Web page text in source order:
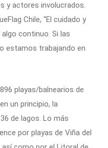
y actores involucrados.
Chile, “El cuidado y
continuo. Si las
estamos trabajando en
playas/balnearios de
un principio, la
de lagos. Lo más
por playas de Viña del